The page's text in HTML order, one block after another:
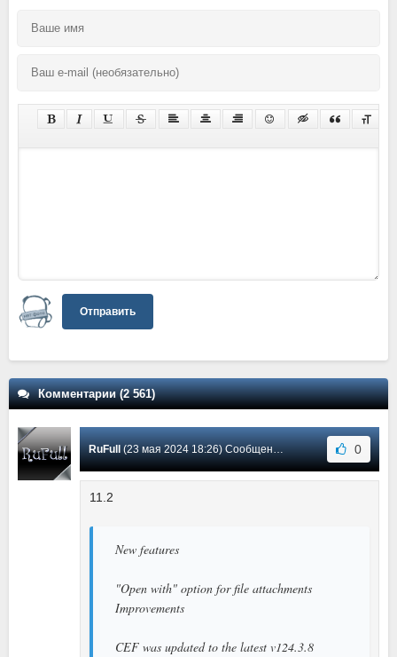
Отправить
Комментарии (2 561)
RuFull (23 мая 2024 18:26) Сообщение #2181 0
11.2
New features
"Open with" option for file attachments
Improvements
CEF was updated to the latest v124.3.8